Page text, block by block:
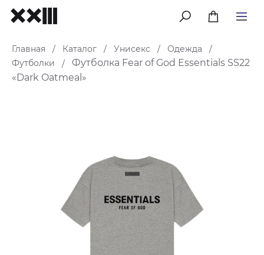
меню
Главная / Каталог / Унисекс / Одежда
/
Футболки
/
Футболка Fear of God Essentials SS22
«Dark Oatmeal»